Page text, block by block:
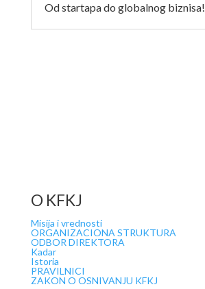
Od startapa do globalnog biznisa!
O KFKJ
Misija i vrednosti
ORGANIZACIONA STRUKTURA
ODBOR DIREKTORA
Kadar
Istoria
PRAVILNICI
ZAKON O OSNIVANJU KFKJ